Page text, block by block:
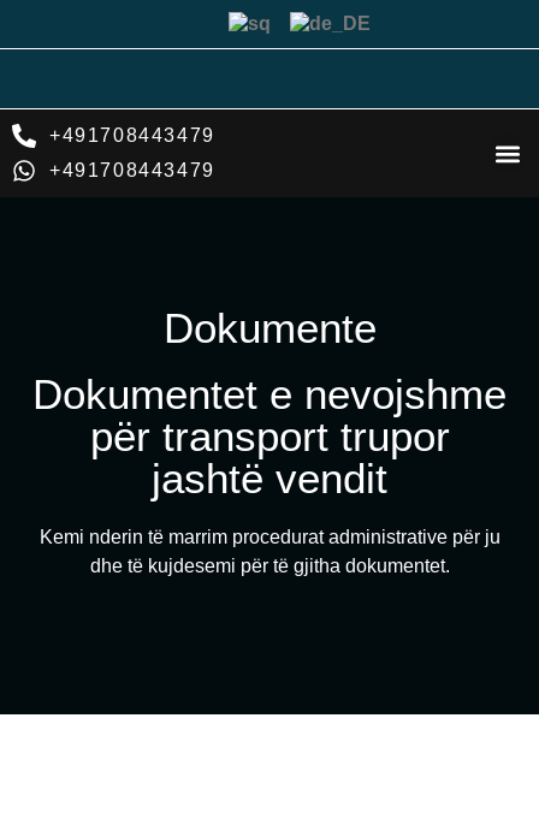
+491708443479
+491708443479
Dokumente
Dokumentet e nevojshme
për transport trupor
jashtë vendit
Kemi nderin të marrim procedurat administrative për ju
dhe të kujdesemi për të gjitha dokumentet.